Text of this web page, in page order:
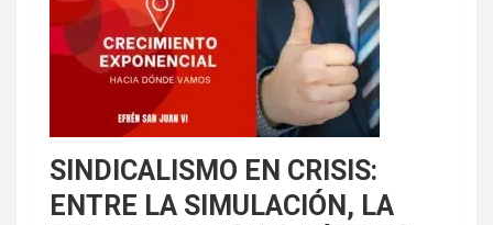
SINDICALISMO EN CRISIS:
ENTRE LA SIMULACIÓN, LA